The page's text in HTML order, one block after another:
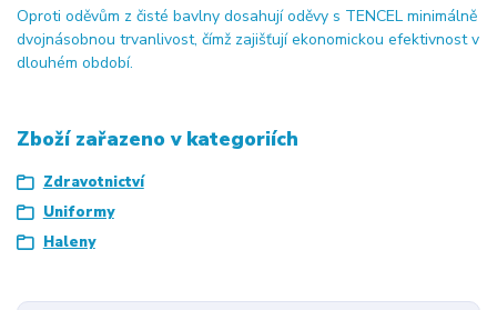
Oproti oděvům z čisté bavlny dosahují oděvy s TENCEL minimálně
dvojnásobnou trvanlivost, čímž zajišťují ekonomickou efektivnost v
dlouhém období.
Zboží zařazeno v kategoriích
Zdravotnictví
Uniformy
Haleny